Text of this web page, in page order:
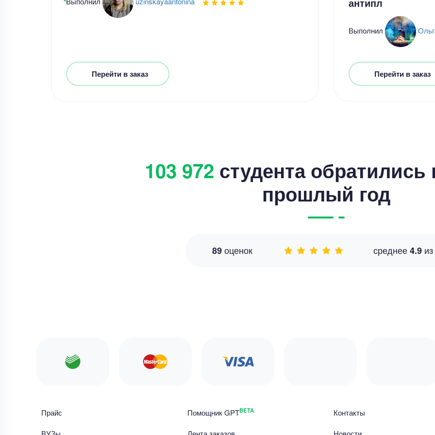
Перейти в заказ
Выполнил
Перейти в заказ
103 972 студента обратились
прошлый год
89оценок среднее4.9 из
Прайс Помощник GPTBETA Контакты